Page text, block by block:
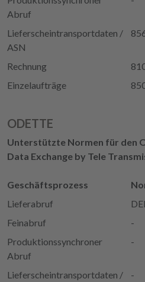
Abruf
Lieferscheintransportdaten /
ASN
Rechnung
Einzelaufträge
ODETTE
Unterstützte Normen für den
Data Exchange by Tele
Geschäftsprozess
Lieferabruf
Feinabruf
-
Produktionssynchroner
Abruf
-
Lieferscheintransportdaten /
-